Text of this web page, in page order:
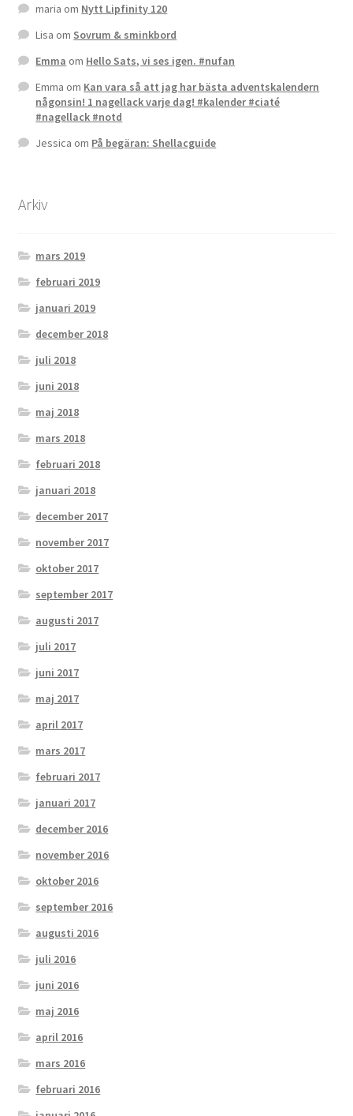
maria om Nytt Lipfinity 120
Lisa om Sovrum & sminkbord
Emma om Hello Sats, vi ses igen. #nufan
Emma om Kan vara så att jag har bästa adventskalendern
någonsin! 1 nagellack varje dag! #kalender #ciaté
#nagellack #notd
Jessica om På begäran: Shellacguide
Arkiv
mars 2019
februari 2019
januari 2019
december 2018
juli 2018
juni 2018
maj 2018
mars 2018
februari 2018
januari 2018
december 2017
november 2017
oktober 2017
september 2017
augusti 2017
juli 2017
juni 2017
maj 2017
april 2017
mars 2017
februari 2017
januari 2017
december 2016
november 2016
oktober 2016
september 2016
augusti 2016
juli 2016
juni 2016
maj 2016
april 2016
mars 2016
februari 2016